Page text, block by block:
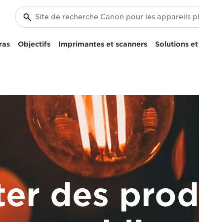
Objectifs Imprimantes et scanners Solutions et
des